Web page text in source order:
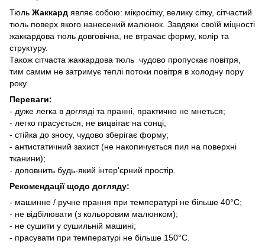
Тюль Жаккард являє собою: мікросітку, велику сітку, сітчастий
тюль поверх якого нанесений малюнок. Завдяки своїй міцності
жаккардова тюль довговічна, не втрачає форму, колір та
структуру.
Також сітчаста жаккардова тюль чудово пропускає повітря,
тим самим не затримує теплі потоки повітря в холодну пору
року.
Переваги:
- дуже легка в догляді та пранні, практично не мнеться;
- легко прасується, не вицвітає на сонці;
- стійка до зносу, чудово зберігає форму;
- антистатичний захист (не накопичується пил на поверхні
тканини);
- доповнить будь-який інтер'єрний простір.
Рекомендації щодо догляду:
- машинне / ручне прання при температурі не більше 40°C;
- не відбілювати (з кольоровим малюнком);
- не сушити у сушильній машині;
- прасувати при температурі не більше 150°C.